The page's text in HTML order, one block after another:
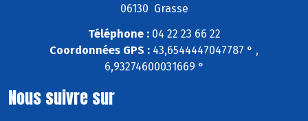
06130 Grasse
Téléphone :04 22 23 66 22
Coordonnées GPS : 43,6544447047787 ° ,
6,93274600031669 °
Nous suivre sur